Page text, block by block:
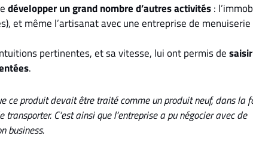
développer un grand nombre d’autres activités:
et même l’artisanat avec une entreprise de menuiserie
pertinentes, et sa vitesse, lui ont permis de
.
ce produit devait être traité comme un produit neuf, dans la
C’est ainsi que l’entreprise a pu négocier avec de
business.